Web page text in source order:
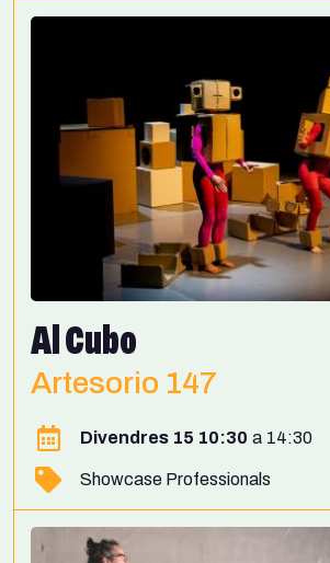
Al Cubo
Artesorio 147
Divendres 15 10:30 14:30
Showcase Professionals